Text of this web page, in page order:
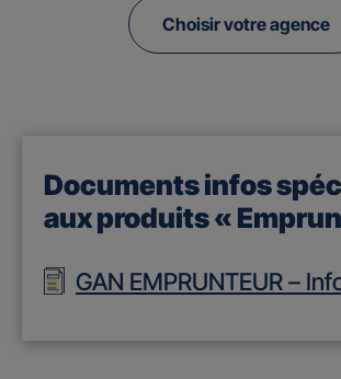
Choisir votre agence
Documents infos
aux produits «
GAN EMPRUNTEUR –